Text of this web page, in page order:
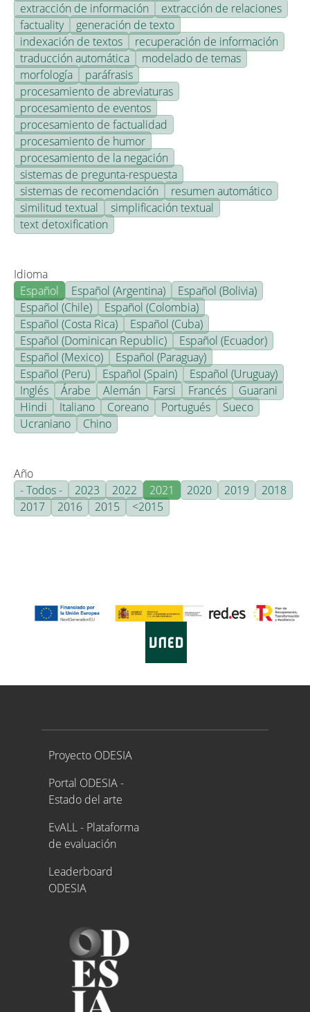
extracción de información
extracción de relaciones
factuality
generación de texto
indexación de textos
recuperación de información
traducción automática
modelado de temas
morfología
paráfrasis
procesamiento de abreviaturas
procesamiento de eventos
procesamiento de factualidad
procesamiento de humor
procesamiento de la negación
sistemas de pregunta-respuesta
sistemas de recomendación
resumen automático
similitud textual
simplificación textual
text detoxification
Idioma
Español
Español (Argentina)
Español (Bolivia)
Español (Chile)
Español (Colombia)
Español (Costa Rica)
Español (Cuba)
Español (Dominican Republic)
Español (Ecuador)
Español (Mexico)
Español (Paraguay)
Español (Peru)
Español (Spain)
Español (Uruguay)
Inglés
Árabe Alemán Farsi Francés
Guarani
Hindi
Italiano Coreano Portugués
Sueco
Ucraniano
Chino
Año
- Todos -
2023 2022 2021 2020 2019
2018
2017
2016 2015 <2015
Proyecto ODESIA
Proyecto ODESIA
Portal ODESIA -
Estado del arte
EvALL - Plataforma
de evaluación
Leaderboard
ODESIA